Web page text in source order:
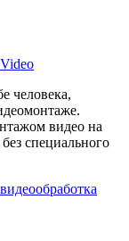
человека,
видео на
специального
обработка